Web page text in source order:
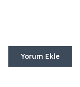
Yorum Ekle